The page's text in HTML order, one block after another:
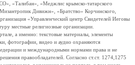
«Талибан», «Меджлис крымско-татарского
Дивижн», «Братство» Корчинского,
«Управленческий центр Свидетелей Иеговы
местные религиозные организации.
а именно: текстовые материалы, элементы
фотографии, видео и аудио охраняются
и международными нормами права и не
правообладателей. Согласно ст.ст. 1274,1275